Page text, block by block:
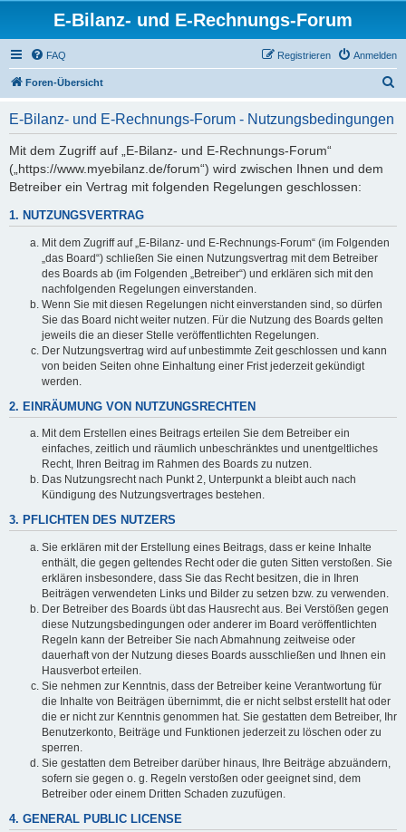
E-Bilanz- und E-Rechnungs-Forum
FAQ Anmelden
Registrieren
Foren-Übersicht
E-Bilanz- und E-Rechnungs-Forum - Nutzungsbedingungen
Mit dem Zugriff auf „E-Bilanz- und E-Rechnungs-Forum“
(„https://www.myebilanz.de/forum“) wird zwischen Ihnen und dem
Betreiber ein Vertrag mit folgenden Regelungen geschlossen:
1. NUTZUNGSVERTRAG
Mit dem Zugriff auf „E-Bilanz- und E-Rechnungs-Forum“ (im Folgenden
„das Board“) schließen Sie einen Nutzungsvertrag mit dem Betreiber
des Boards ab (im Folgenden „Betreiber“) und erklären sich mit den
nachfolgenden Regelungen einverstanden.
Wenn Sie mit diesen Regelungen nicht einverstanden sind, so dürfen
Sie das Board nicht weiter nutzen. Für die Nutzung des Boards gelten
jeweils die an dieser Stelle veröffentlichten Regelungen.
Der Nutzungsvertrag wird auf unbestimmte Zeit geschlossen und kann
von beiden Seiten ohne Einhaltung einer Frist jederzeit gekündigt
werden.
2. EINRÄUMUNG VON NUTZUNGSRECHTEN
Mit dem Erstellen eines Beitrags erteilen Sie dem Betreiber ein
einfaches, zeitlich und räumlich unbeschränktes und unentgeltliches
Recht, Ihren Beitrag im Rahmen des Boards zu nutzen.
Das Nutzungsrecht nach Punkt 2, Unterpunkt a bleibt auch nach
Kündigung des Nutzungsvertrages bestehen.
3. PFLICHTEN DES NUTZERS
Sie erklären mit der Erstellung eines Beitrags, dass er keine Inhalte
enthält, die gegen geltendes Recht oder die guten Sitten verstoßen. Sie
erklären insbesondere, dass Sie das Recht besitzen, die in Ihren
Beiträgen verwendeten Links und Bilder zu setzen bzw. zu verwenden.
Der Betreiber des Boards übt das Hausrecht aus. Bei Verstößen gegen
diese Nutzungsbedingungen oder anderer im Board veröffentlichten
Regeln kann der Betreiber Sie nach Abmahnung zeitweise oder
dauerhaft von der Nutzung dieses Boards ausschließen und Ihnen ein
Hausverbot erteilen.
Sie nehmen zur Kenntnis, dass der Betreiber keine Verantwortung für
die Inhalte von Beiträgen übernimmt, die er nicht selbst erstellt hat oder
die er nicht zur Kenntnis genommen hat. Sie gestatten dem Betreiber, Ihr
Benutzerkonto, Beiträge und Funktionen jederzeit zu löschen oder zu
sperren.
Sie gestatten dem Betreiber darüber hinaus, Ihre Beiträge abzuändern,
sofern sie gegen o. g. Regeln verstoßen oder geeignet sind, dem
Betreiber oder einem Dritten Schaden zuzufügen.
4. GENERAL PUBLIC LICENSE